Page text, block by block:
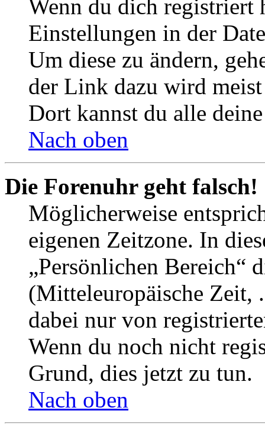
Wenn du dich registriert
Einstellungen in der
Um diese zu ändern,
der Link dazu wird
Dort kannst du alle
Nach oben
Die Forenuhr geht falsch!
Möglicherweise
eigenen Zeitzone. In
„Persönlichen Bereich“
(Mitteleuropäische Zeit,
dabei nur von
Wenn du noch nicht
Grund, dies jetzt zu tun.
Nach oben